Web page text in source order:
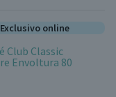
Exclusivo online